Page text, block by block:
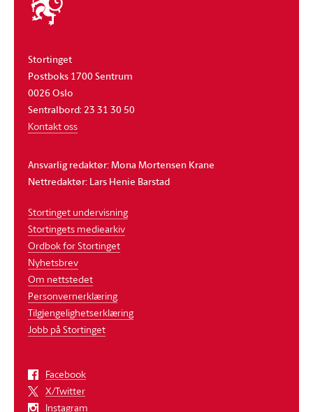
stortinget
Stortinget
Postboks 1700 Sentrum
0026 Oslo
Sentralbord: 23 31 30 50
Kontakt oss
Ansvarlig redaktør: Mona Mortensen Krane
Nettredaktør: Lars Henie Barstad
Stortinget undervisning
Stortingets mediearkiv
Ordbok for Stortinget
Nyhetsbrev
Om nettstedet
Personvernerklæring
Tilgjengelighetserklæring
Jobb på Stortinget
Facebook
X/Twitter
Instagram